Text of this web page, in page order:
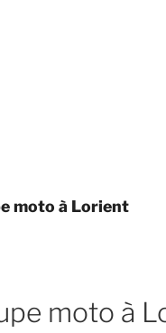
moto à Lorient
moto à